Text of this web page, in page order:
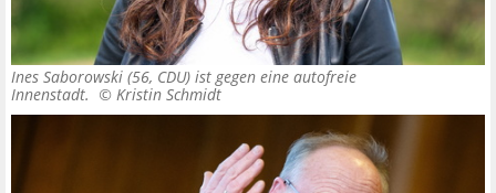
Ines Saborowski (56, CDU) ist gegen eine autofreie
Innenstadt. © Kristin Schmidt